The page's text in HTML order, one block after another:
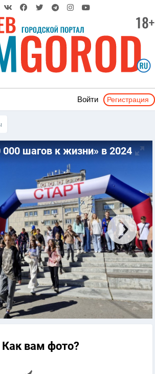
Войти Регистрация
000 шагов к жизни» в 2024
Как вам фото?